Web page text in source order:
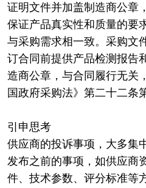
证明文件并加盖制造商公章
保证产品真实性和质量的要
与采购需求相一致。采购文
订合同前提供产品检测报告
造商公章，与合同履行无关
国政府采购法》第二十二条
引申思考
供应商的投诉事项，大多集
发布之前的事项，如供应商
件、技术参数、评分标准等